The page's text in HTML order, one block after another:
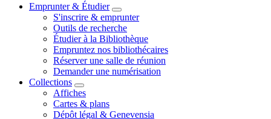
Emprunter & Étudier
S'inscrire & emprunter
Outils de recherche
Étudier à la Bibliothèque
Empruntez nos bibliothécaires
Réserver une salle de réunion
Demander une numérisation
Collections
Affiches
Cartes & plans
Dépôt légal & Genevensia